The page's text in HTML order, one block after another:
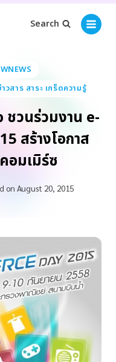
Search
วสาร สาระ เกร็ดความรู้
ชวนร่วมงาน e-
สร้างโอกาส
อมเมิร์ซ
on August 20, 2015